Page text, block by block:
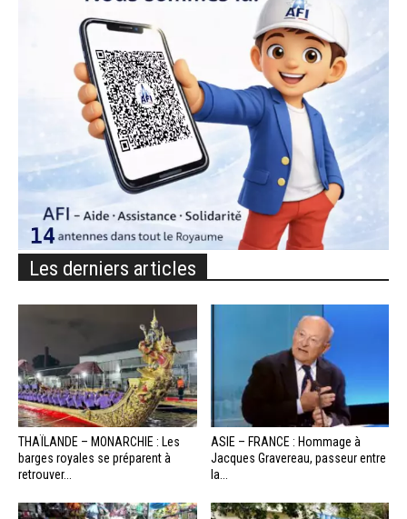
Les derniers articles
THAÏLANDE – MONARCHIE : Les
barges royales se préparent à
retrouver...
ASIE – FRANCE : Hommage à
Jacques Gravereau, passeur entre
la...